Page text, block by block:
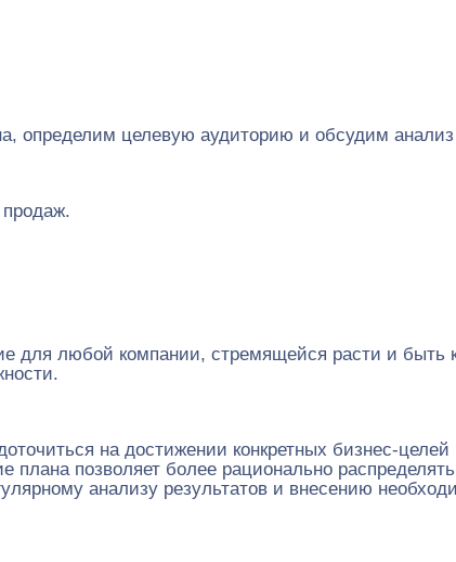
определим целевую аудиторию и обсудим анализ
для любой компании, стремящейся расти и быть
на достижении конкретных бизнес-
плана позволяет более рационально
анализу результатов и внесению